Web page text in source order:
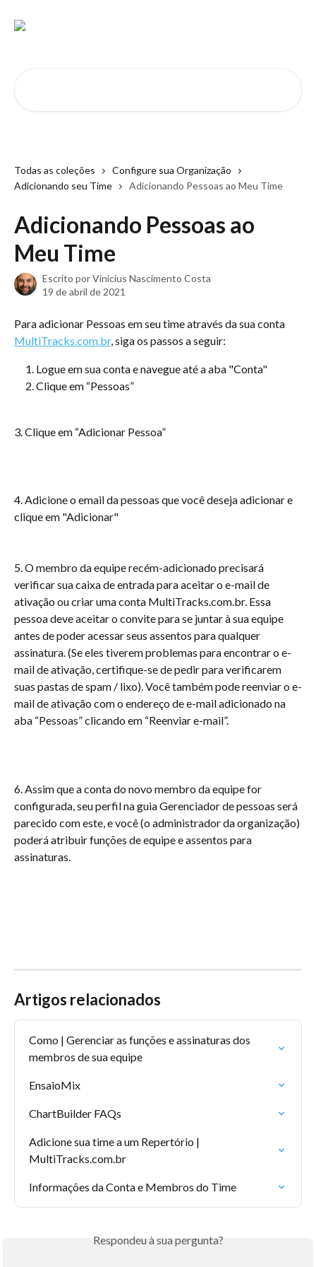
Todas as coleções
Configure sua Organização
Adicionando seu Time
Adicionando Pessoas ao Meu Time
Adicionando Pessoas ao
Meu Time
Escrito porVinicius Nascimento Costa
19 de abril de 2021
Para adicionar Pessoas em seu time através da sua conta
MultiTracks.com.br, siga os passos a seguir:
Logue em sua conta e navegue até a aba "Conta"
Clique em “Pessoas”
3. Clique em “Adicionar Pessoa”
4. Adicione o email da pessoas que você deseja adicionar e
clique em "Adicionar"
5. O membro da equipe recém-adicionado precisará
verificar sua caixa de entrada para aceitar o e-mail de
ativação ou criar uma conta MultiTracks.com.br. Essa
pessoa deve aceitar o convite para se juntar à sua equipe
antes de poder acessar seus assentos para qualquer
assinatura. (Se eles tiverem problemas para encontrar o e-
mail de ativação, certifique-se de pedir para verificarem
suas pastas de spam / lixo). Você também pode reenviar o e-
mail de ativação com o endereço de e-mail adicionado na
aba “Pessoas” clicando em “Reenviar e-mail”.
6. Assim que a conta do novo membro da equipe for
configurada, seu perfil na guia Gerenciador de pessoas será
parecido com este, e você (o administrador da organização)
poderá atribuir funções de equipe e assentos para
assinaturas.
Artigos relacionados
Como | Gerenciar as funções e assinaturas dos
membros de sua equipe
EnsaioMix
ChartBuilder FAQs
Adicione sua time a um Repertório |
MultiTracks.com.br
Informações da Conta e Membros do Time
Respondeu à sua pergunta?